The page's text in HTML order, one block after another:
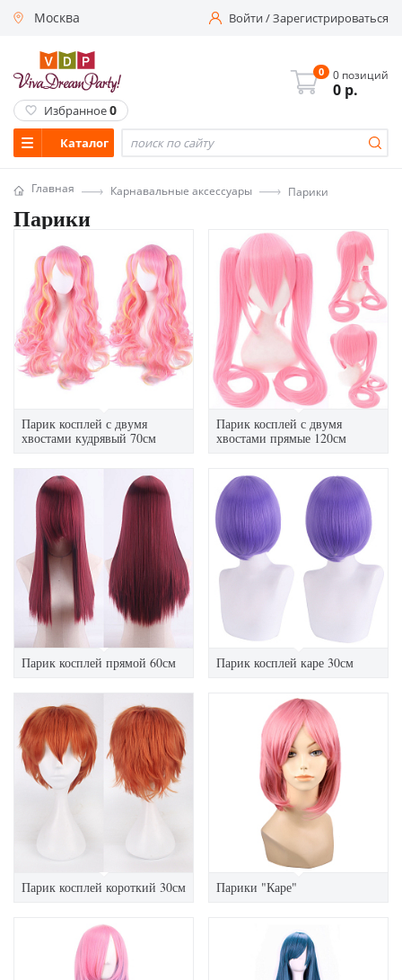
Москва Войти/Зарегистрироваться
Каталог
0 0 позиций
0 р.
Избранное0
Главная Карнавальные аксессуары Парики
Парики
Парик косплей с двумя
хвостами кудрявый 70см
Парик косплей с двумя
хвостами прямые 120см
Парик косплей прямой 60см Парик косплей каре 30см
Парик косплей короткий 30см Парики "Каре"